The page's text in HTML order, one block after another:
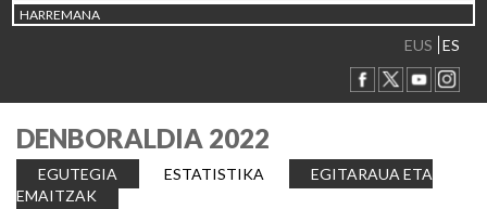
HARREMANA
EUS ES
DENBORALDIA 2022
EGUTEGIA ESTATISTIKA
EGITARAUA ETA
EMAITZAK